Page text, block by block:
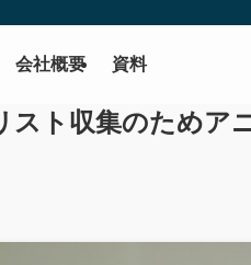
会社概要 資料
スト収集のためア